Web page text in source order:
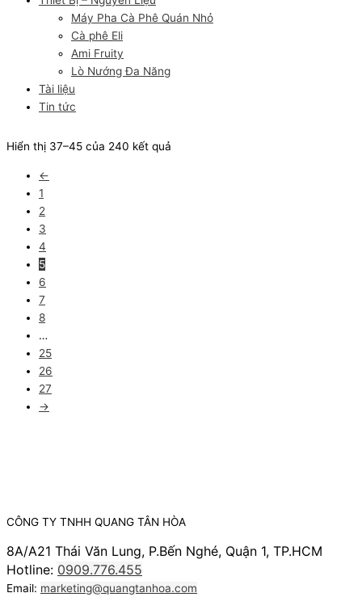
Máy Pha Cà Phê Quán Nhỏ
Cà phê Eli
Ami Fruity
Lò Nướng Đa Năng
Tài liệu
Tin tức
Hiển thị 37–45 của 240 kết quả
←
1
2
3
4
5
6
7
8
…
25
26
27
→
CÔNG TY TNHH QUANG TÂN HÒA
8A/A21 Thái Văn Lung, P.Bến Nghé, Quận 1, TP.HCM
Hotline: 0909.776.455
Email: marketing@quangtanhoa.com